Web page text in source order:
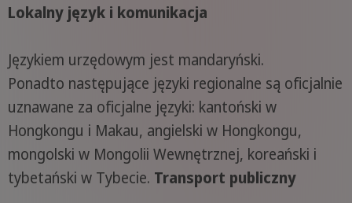
Lokalny język i komunikacja
Językiem urzędowym jest mandaryński.
Ponadto następujące języki regionalne są oficjalnie
uznawane za oficjalne języki: kantoński w
Hongkongu i Makau, angielski w Hongkongu,
mongolski w Mongolii Wewnętrznej, koreański i
tybetański w Tybecie. Transport publiczny